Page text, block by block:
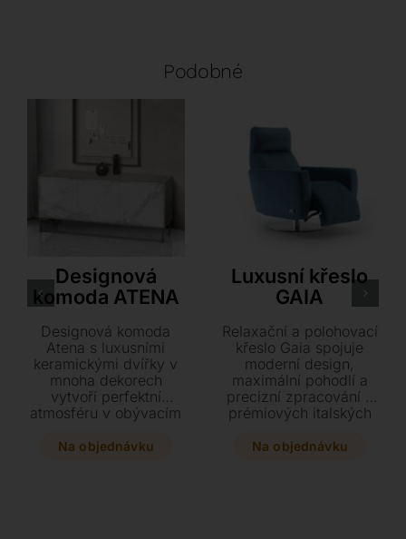
Podobné
Designová
komoda ATENA
Designová komoda
Atena s luxusními
keramickými dvířky v
mnoha dekorech
vytvoří perfektní
atmosféru v obývacím
stylová kombinace
Na objednávku
Luxusní křeslo
GAIA
Relaxační a polohovací
křeslo Gaia spojuje
moderní design,
maximální pohodlí a
precizní zpracování z
prémiových italských
polohovacím
Na objednávku